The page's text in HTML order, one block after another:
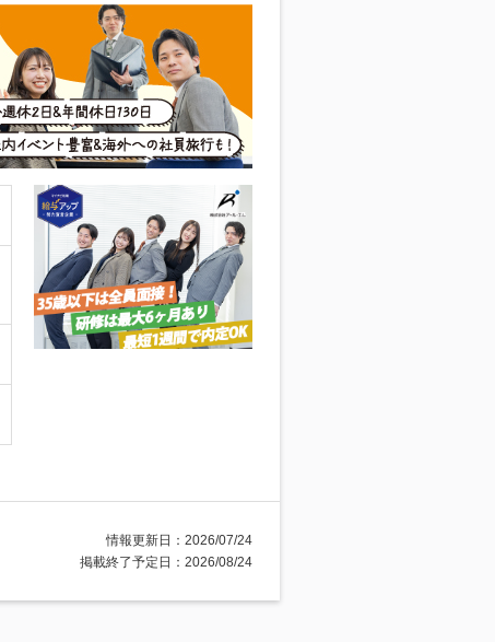
情報更新日：2026/07/24
掲載終了予定日：2026/08/24